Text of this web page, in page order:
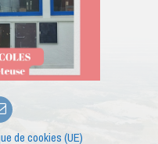
E-
mail
de cookies (UE)